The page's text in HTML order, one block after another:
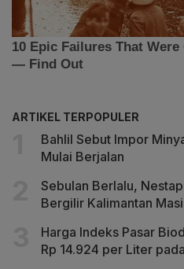
ARTIKEL TERPOPULER
Bahlil Sebut Impor
Mulai Berjalan
Sebulan Berlalu,
Bergilir Kalimantan
Harga Indeks Pasar
Rp 14.924 per Liter